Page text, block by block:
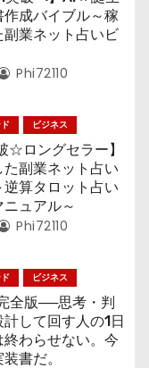
作成バイブル～稼
副業ネット占いビ
Phi72110
ビジネス
☆ロングセラー】
副業ネット占い
算タロット占い
ニュアル～
Phi72110
ビジネス
全版──思考・判
して回す人の1日
終わらせない。今
書だ。